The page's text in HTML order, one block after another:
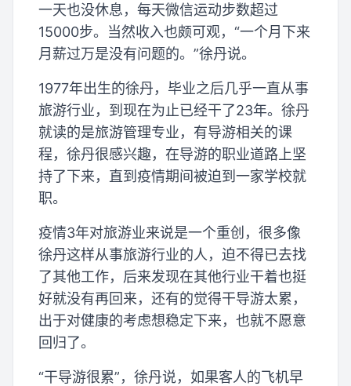
一天也没休息，每天微信运动步数超过
15000步。当然收入也颇可观，“一个月下来
月薪过万是没有问题的。”徐丹说。
1977年出生的徐丹，毕业之后几乎一直从事
旅游行业，到现在为止已经干了23年。徐丹
就读的是旅游管理专业，有导游相关的课
程，徐丹很感兴趣，在导游的职业道路上坚
持了下来，直到疫情期间被迫到一家学校就
职。
疫情3年对旅游业来说是一个重创，很多像
徐丹这样从事旅游行业的人，迫不得已去找
了其他工作，后来发现在其他行业干着也挺
好就没有再回来，还有的觉得干导游太累，
出于对健康的考虑想稳定下来，也就不愿意
回归了。
“干导游很累”，徐丹说，如果客人的飞机早